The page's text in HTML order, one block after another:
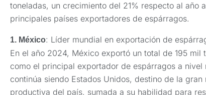
toneladas, un crecimiento del 21% respecto al año
principales países exportadores de espárragos.
1. México: Líder mundial en exportación de
En el año 2024, México exportó un total de 195
como el principal exportador de espárragos a
continúa siendo Estados Unidos, destino de la
productiva del país, sumada a su habilidad para